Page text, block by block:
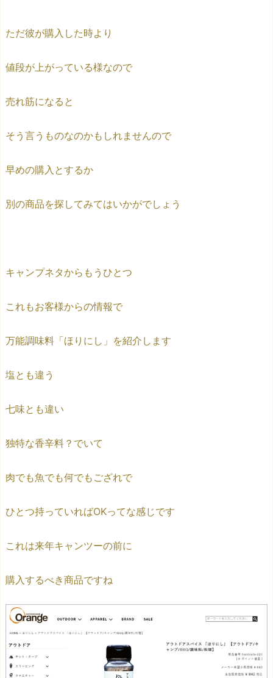
ただ彼が購入した時より
値段が上がっている様なので
売れ筋になると
そう言うものなのかもしれませんので
早めの購入とするか
別の商品を探してみてはいかがでしょう
キャンプネタからもうひとつ
これもお客様からの情報で
万能調味料「ほりにし」を紹介します
塩とも違う
七味とも違い
独特な香辛料？でいて
肉でも魚でも何でもござれで
ひとつ持っていればOKってな感じです
これは来年キャンツーの前に
購入するべき商品ですね